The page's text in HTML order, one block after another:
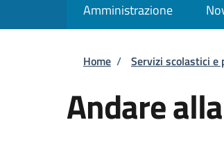
Amministrazione
Briciole di
Home / Servizi scolastici
Andare